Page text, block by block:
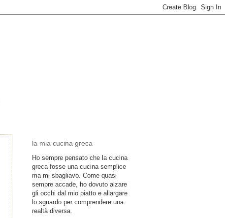
la mia cucina greca
Ho sempre pensato che la cucina
greca fosse una cucina semplice
ma mi sbagliavo. Come quasi
sempre accade, ho dovuto alzare
gli occhi dal mio piatto e allargare
lo sguardo per comprendere una
realtà diversa.